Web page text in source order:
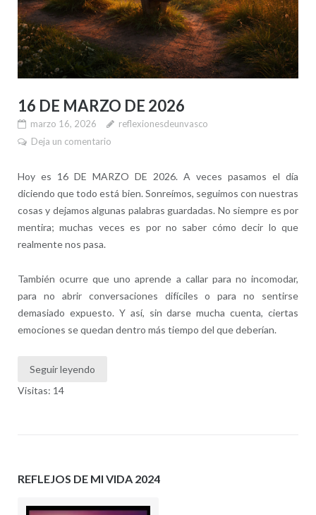
16 DE MARZO DE 2026
marzo 16, 2026
reflexionesdeunvasco
Deja un comentario
Hoy es 16 DE MARZO DE 2026. A veces pasamos el día
diciendo que todo está bien. Sonreímos, seguimos con nuestras
cosas y dejamos algunas palabras guardadas. No siempre es por
mentira; muchas veces es por no saber cómo decir lo que
realmente nos pasa.
También ocurre que uno aprende a callar para no incomodar,
para no abrir conversaciones difíciles o para no sentirse
demasiado expuesto. Y así, sin darse mucha cuenta, ciertas
emociones se quedan dentro más tiempo del que deberían.
Seguir leyendo
Visitas: 14
REFLEJOS DE MI VIDA 2024